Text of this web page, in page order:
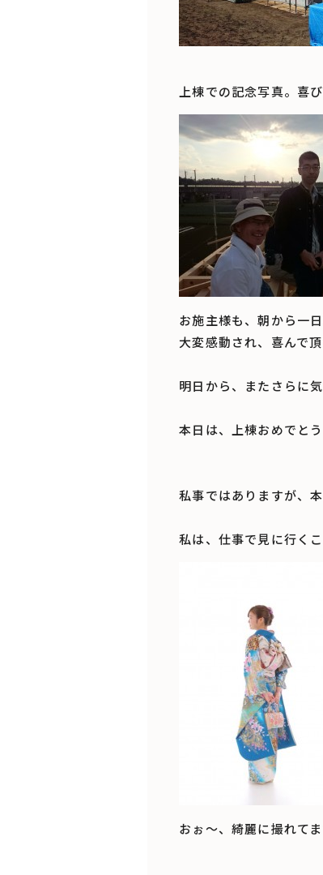
上棟での記念写真。喜
お施主様も、朝から一
大変感動され、喜んで頂
明日から、またさらに
本日は、上棟おめでと
私事ではありますが、
私は、仕事で見に行く
おぉ～、綺麗に撮れて